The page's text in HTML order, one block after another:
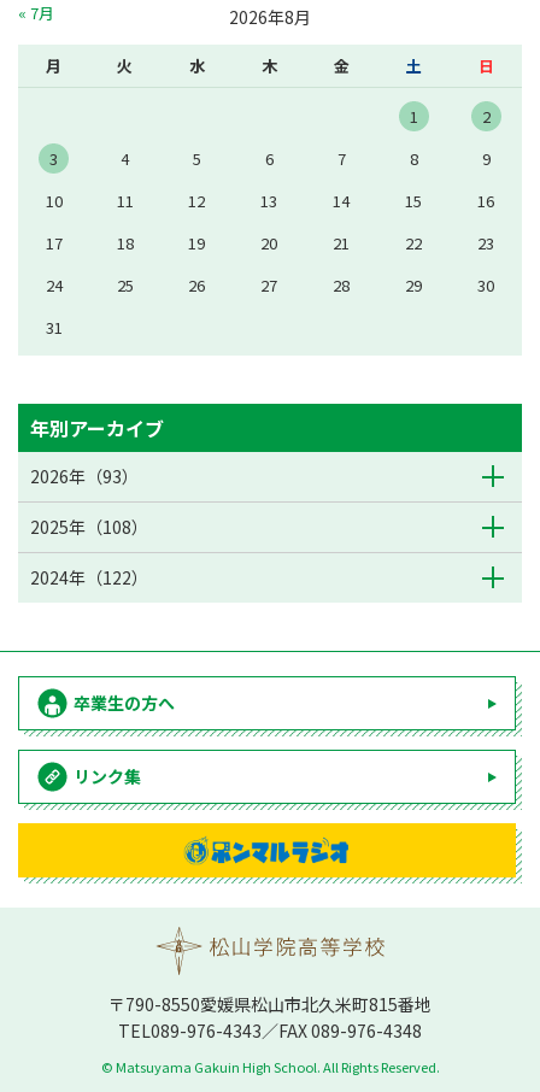
2026年8月
月 火 水 木 金 土 日
1
2
3
4 5 6 7 8
9
10
11 12 13 14 15
16
17
18 19 20 21 22
23
24
25 26 27 28 29
30
31
« 7月
年別アーカイブ
2026年（93）
2025年（108）
2024年（122）
卒業生の方へ
リンク集
〒790-8550愛媛県松⼭市北久⽶町815番地
TEL089-976-4343／FAX 089-976-4348
© Matsuyama Gakuin High School. All Rights Reserved.